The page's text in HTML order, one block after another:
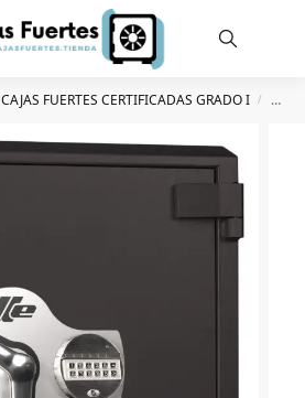
CAJAS FUERTES CERTIFICADAS GRADO I / Caja